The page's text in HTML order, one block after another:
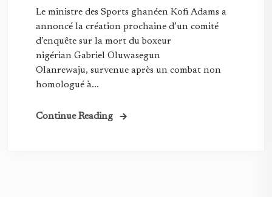
Le ministre des Sports ghanéen Kofi Adams a
annoncé la création prochaine d’un comité
d’enquête sur la mort du boxeur
nigérian Gabriel Oluwasegun
Olanrewaju, survenue après un combat non
homologué à...
Continue Reading